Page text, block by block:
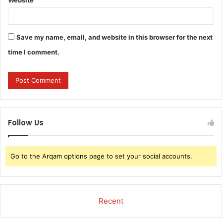
Save my name, email, and website in this browser for the next
time I comment.
Follow Us
Go to the Arqam options page to set your social accounts.
Recent